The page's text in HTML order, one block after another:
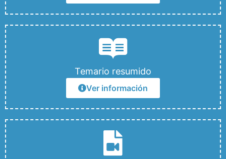
Temario resumido
Ver información